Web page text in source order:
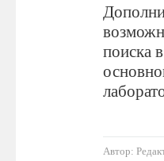
поиска
Автор: